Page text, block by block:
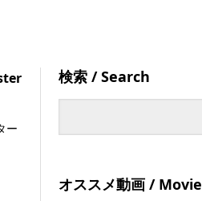
ー
検索 / Search
オススメ動画 / Movie